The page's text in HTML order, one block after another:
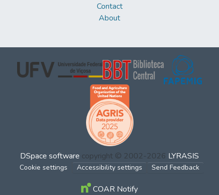
Contact
About
DSpace software copyright © 2002-2026 LYRASIS
Cookie settings Accessibility settings Send Feedback
COAR Notify